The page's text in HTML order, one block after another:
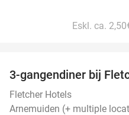
Eskl. ca.
3-gangendiner bij
Fletcher Hotels
Arnemuiden (+ multiple